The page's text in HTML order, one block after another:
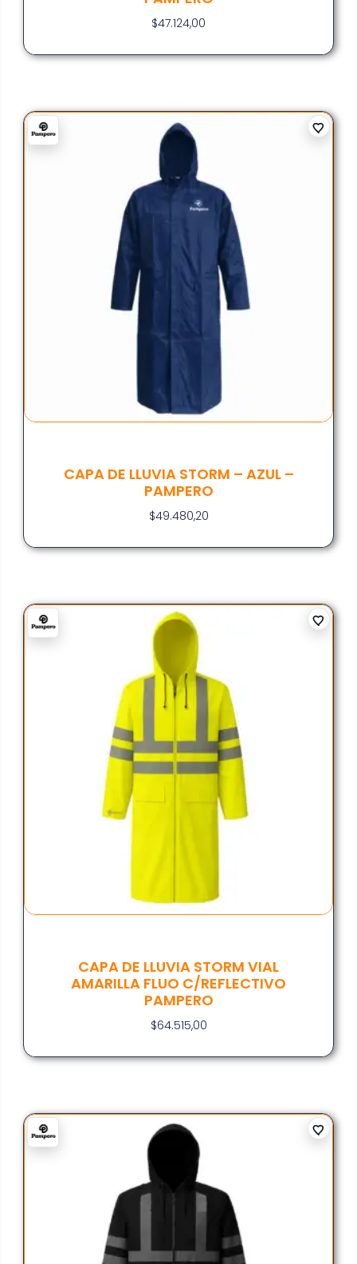
$47.124,00
CAPA DE LLUVIA STORM – AZUL –
PAMPERO
$49.480,20
CAPA DE LLUVIA STORM VIAL
AMARILLA FLUO C/REFLECTIVO
PAMPERO
$64.515,00